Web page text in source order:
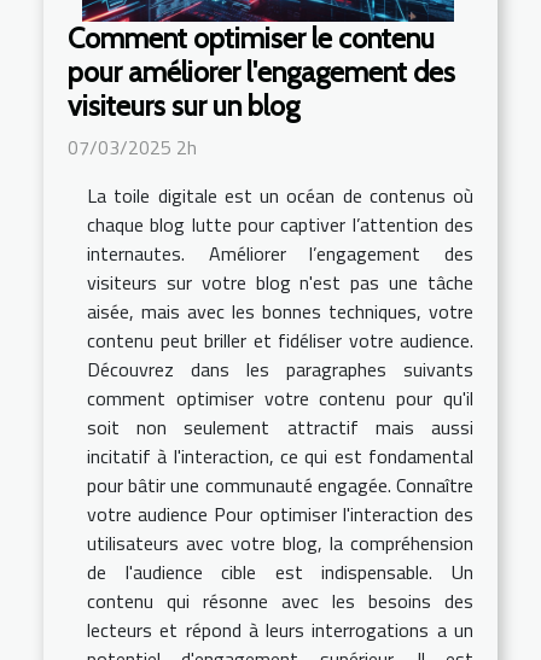
Comment optimiser le contenu
pour améliorer l'engagement des
visiteurs sur un blog
07/03/2025 2h
La toile digitale est un océan de contenus où
chaque blog lutte pour captiver l’attention des
internautes. Améliorer l’engagement des
visiteurs sur votre blog n'est pas une tâche
aisée, mais avec les bonnes techniques, votre
contenu peut briller et fidéliser votre audience.
Découvrez dans les paragraphes suivants
comment optimiser votre contenu pour qu'il
soit non seulement attractif mais aussi
incitatif à l'interaction, ce qui est fondamental
pour bâtir une communauté engagée. Connaître
votre audience Pour optimiser l'interaction des
utilisateurs avec votre blog, la compréhension
de l'audience cible est indispensable. Un
contenu qui résonne avec les besoins des
lecteurs et répond à leurs interrogations a un